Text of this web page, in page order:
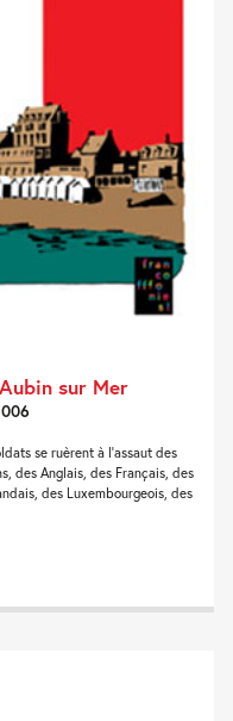
sur Mer
se ruèrent à l'assaut des
des Anglais, des Français, des
des Luxembourgeois, des